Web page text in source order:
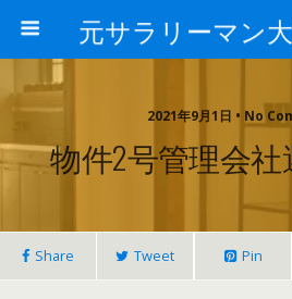
2021年9月1日 • No
物件2号管理会
Share Tweet Pin